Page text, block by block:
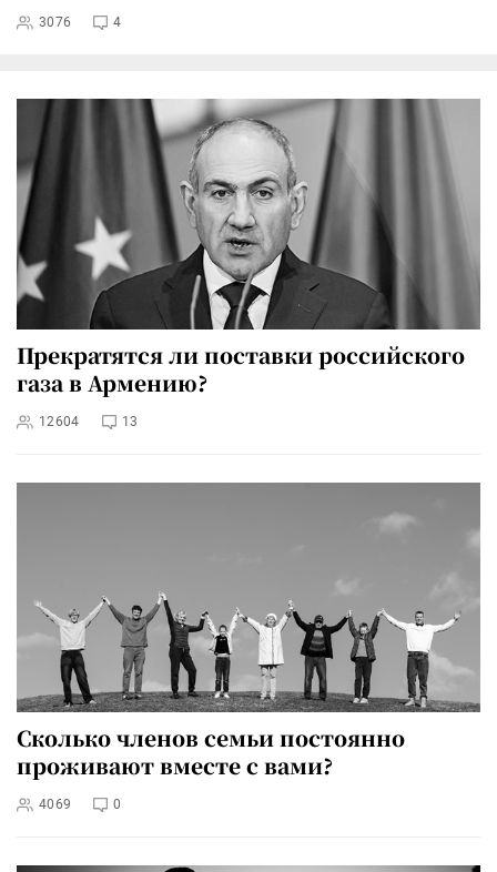
3076 4
Прекратятся ли поставки российского
газа в Армению?
12604 13
Сколько членов семьи постоянно
проживают вместе с вами?
4069 0